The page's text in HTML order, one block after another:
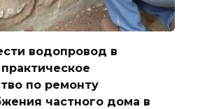
водопровод в
по ремонту
частного дома в